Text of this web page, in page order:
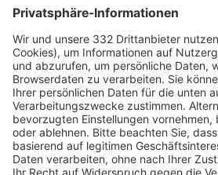
HÄUFIG BESUCHTE SEITEN
Pässe und Vereinswechsel
Trainerausbildung
Schulungsangebot Vereinsmitarbeiter
BFV-Geschäftsstellen
Trainerbörse